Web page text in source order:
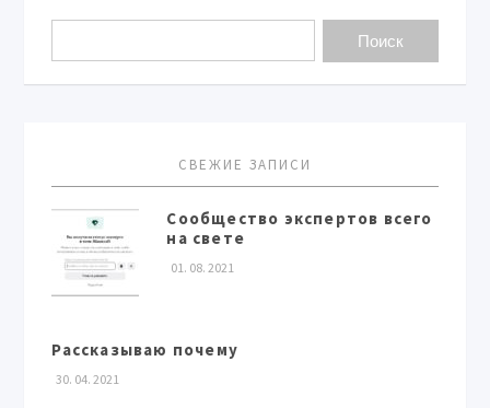
СВЕЖИЕ ЗАПИСИ
Сообщество экспертов всего
на свете
01. 08. 2021
Рассказываю почему
30. 04. 2021